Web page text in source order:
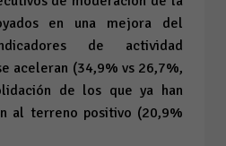
en una mejora del
de actividad
aceleran (34,9% vs26,7%,
de los que ya han
al terreno positivo (20,9%